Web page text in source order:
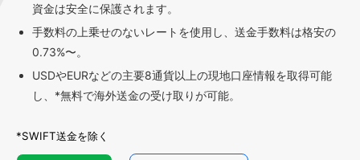
資金は安全に保護されます。
手数料の上乗せのないレートを使用し、送金手数料は格安の
0.73%〜。
USDやEURなどの主要8通貨以上の現地口座情報を取得可能
し、*無料で海外送金の受け取りが可能。
*SWIFT送金を除く